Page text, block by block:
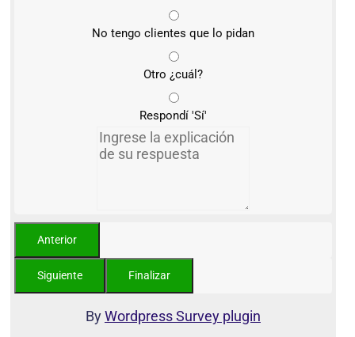
No tengo clientes que lo pidan
Otro ¿cuál?
Respondí 'Sí'
ByWordpress Survey plugin